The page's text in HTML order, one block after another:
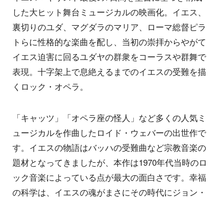
した大ヒット舞台ミュージカルの映画化。イエス、
裏切りのユダ、マグダラのマリア、ローマ総督ピラ
トらに性格的な楽曲を配し、当初の崇拝からやがて
イエス迫害に回るユダヤの群衆をコーラスや群舞で
表現。十字架上で息絶えるまでのイエスの受難を描
くロック・オペラ。
「キャッツ」「オペラ座の怪人」など多くの人気ミ
ュージカルを作曲したロイド・ウェバーの出世作で
す。イエスの物語はバッハの受難曲など宗教音楽の
題材となってきましたが、本作は1970年代当時のロ
ック音楽によっている点が最大の面白さです。幸福
の科学は、イエスの魂がまさにその時代にジョン・